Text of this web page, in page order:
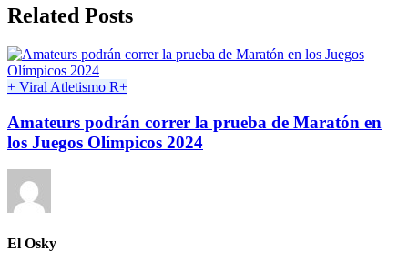
Related Posts
+ Viral Atletismo R+
Amateurs podrán correr la prueba de Maratón en
los Juegos Olímpicos 2024
El Osky